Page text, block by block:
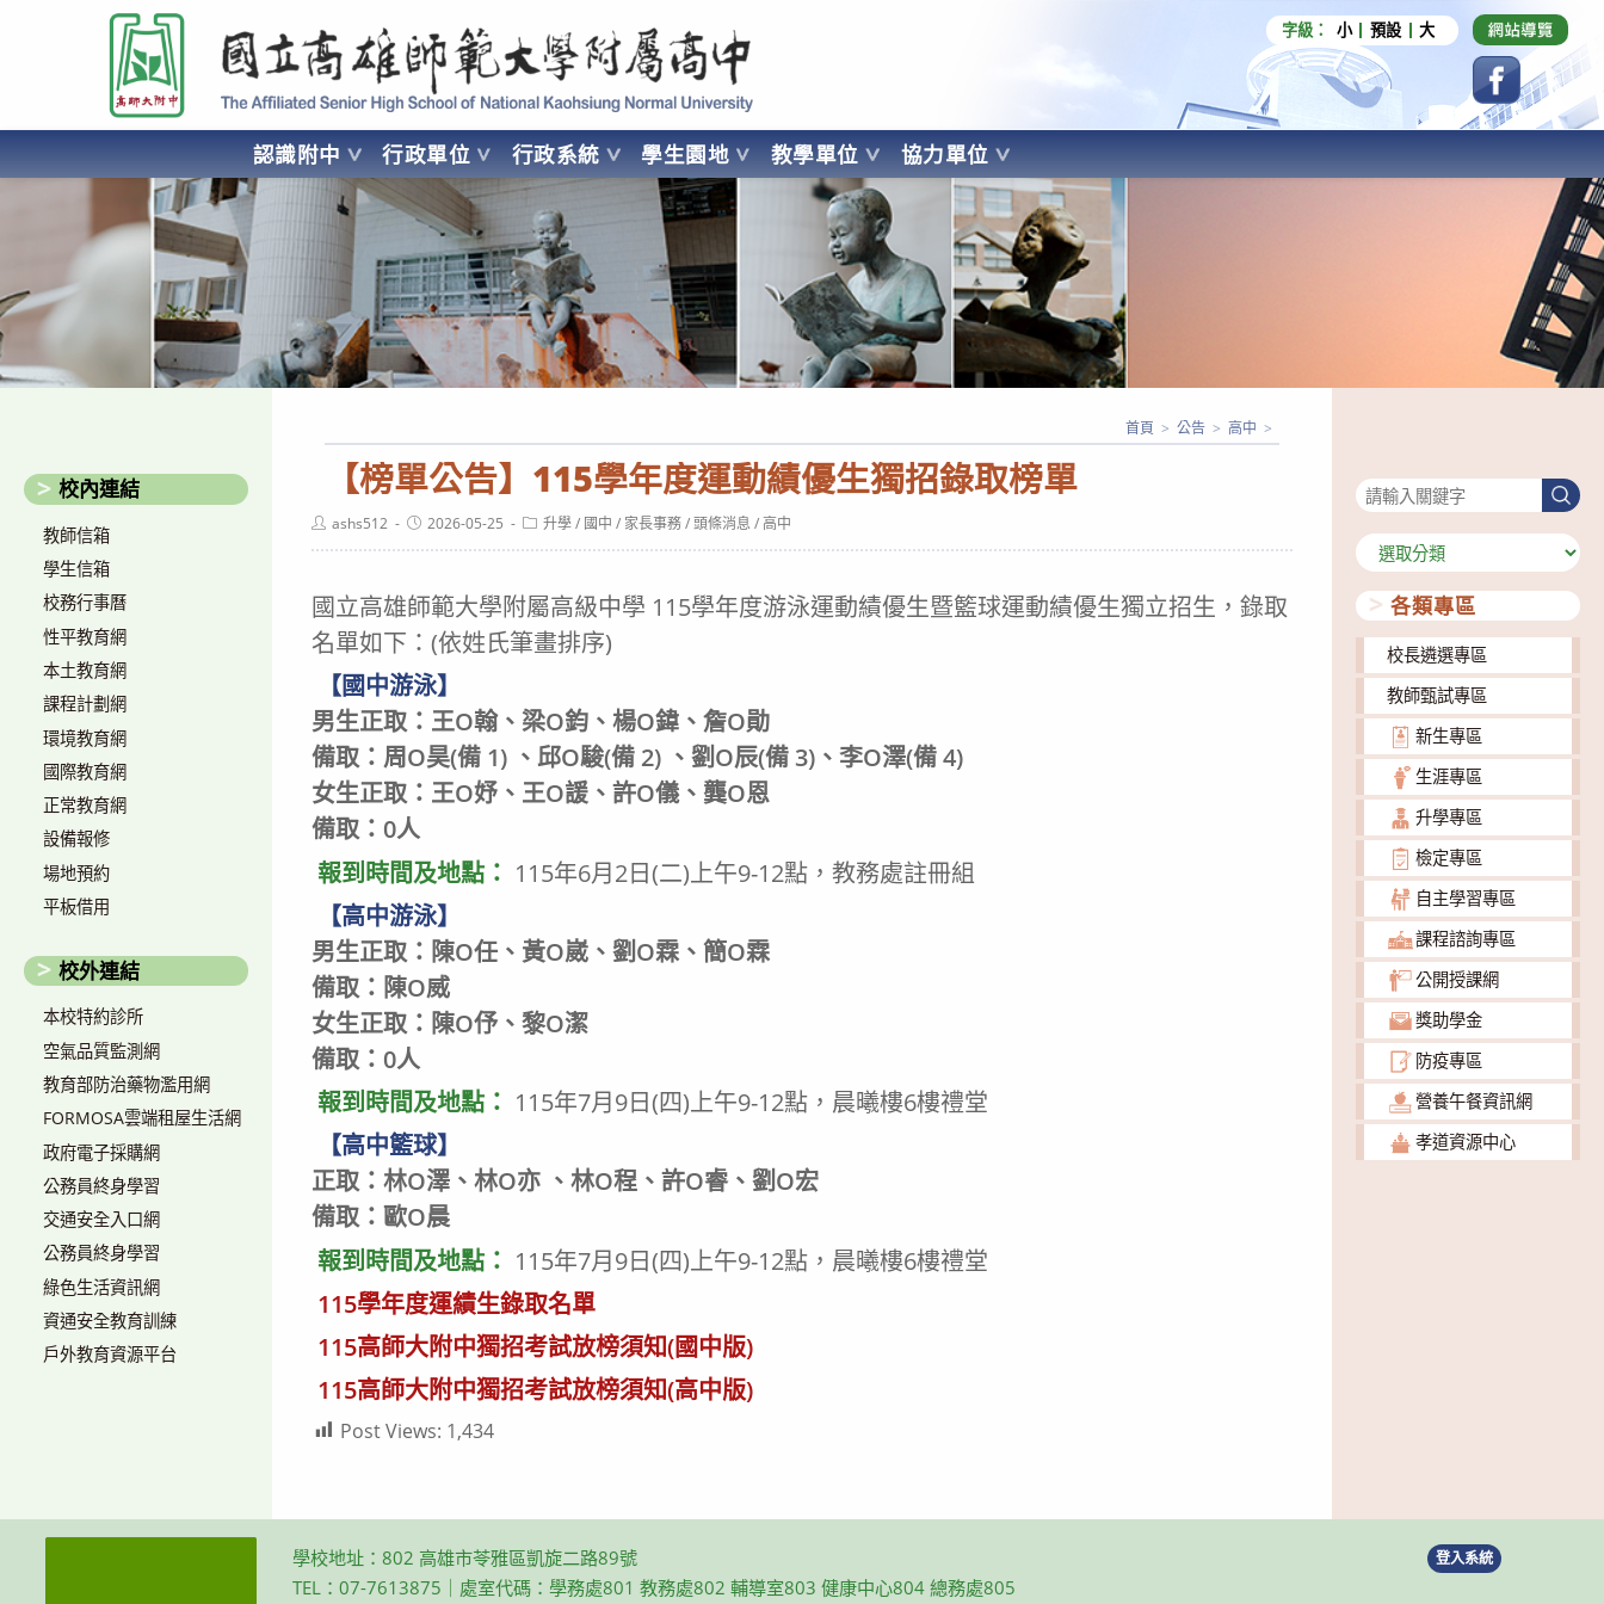
要
容
國立高雄師範大學附屬高級中學 Affiliated Senior High School of National Kaohsiung Normal University
字級： 小 預設 大
認識附中 行政單位 行政系統 學生園地 教學單位 協力單位
AFFILIATED SENIOR HIGH SCHOOL OF NATIONAL KAOHSIUNG NORMAL UNIVERSITY
【榜單公告】115學年度運動績優生獨招錄取榜單
首頁 > 公告 > 高中 >
Postashs512
Post2026-05-25
Post升學 / 國中 / 家長事務 / 頭條消息 / 高中
國立高雄師範大學附屬高級中學 115學年度游泳運動績優生暨籃球運動績優生獨立招生，錄取
名單如下：(依姓氏筆畫排序)
【國中游泳】
男生正取：王O翰、梁O鈞、楊O鍏、詹O勛
備取：周O昊(備 1) 、邱O駿(備 2) 、劉O辰(備 3)、李O澤(備 4)
女生正取：王O妤、王O諼、許O儀、龔O恩
備取：0人
報到時間及地點： 115年6月2日(二)上午9-12點，教務處註冊組
【高中游泳】
男生正取：陳O任、黃O崴、劉O霖、簡O霖
備取：陳O威
女生正取：陳O伃、黎O潔
備取：0人
報到時間及地點： 115年7月9日(四)上午9-12點，晨曦樓6樓禮堂
【高中籃球】
正取：林O澤、林O亦 、林O程、許O睿、劉O宏
備取：歐O晨
報到時間及地點： 115年7月9日(四)上午9-12點，晨曦樓6樓禮堂
115學年度運績生錄取名單
115高師大附中獨招考試放榜須知(國中版)
115高師大附中獨招考試放榜須知(高中版)
Post Views: 1,434
校內連結
教師信箱
學生信箱
校務行事曆
性平教育網
本土教育網
課程計劃網
環境教育網
國際教育網
正常教育網
設備報修
場地預約
平板借用
校外連結
本校特約診所
空氣品質監測網
教育部防治藥物濫用網
FORMOSA雲端租屋生活網
政府電子採購網
公務員終身學習
交通安全入口網
公務員終身學習
綠色生活資訊網
資通安全教育訓練
戶外教育資源平台
搜
尋
分
類
各類專區
校長遴選專區
教師甄試專區
新生專區
生涯專區
升學專區
檢定專區
自主學習專區
課程諮詢專區
公開授課網
獎助學金
防疫專區
營養午餐資訊網
孝道資源中心
學校地址：802 高雄市苓雅區凱旋二路89號
TEL：07-7613875｜處室代碼：學務處801 教務處802 輔導室803 健康中心804 總務處805
登入系統